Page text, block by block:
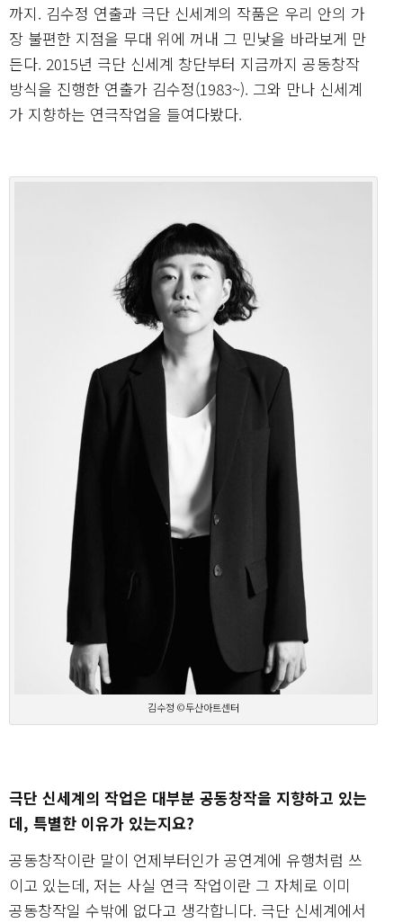
까지. 김수정 연출과 극단 신세계의 작품은 우리 안의 가
장 불편한 지점을 무대 위에 꺼내 그 민낯을 바라보게 만
든다. 2015년 극단 신세계 창단부터 지금까지 공동창작
방식을 진행한 연출가 김수정(1983~). 그와 만나 신세계
가 지향하는 연극작업을 들여다봤다.
김수정 ©두산아트센터
극단 신세계의 작업은 대부분 공동창작을 지향하고 있는
데, 특별한 이유가 있는지요?
공동창작이란 말이 언제부터인가 공연계에 유행처럼 쓰
이고 있는데, 저는 사실 연극 작업이란 그 자체로 이미
공동창작일 수밖에 없다고 생각합니다. 극단 신세계에서